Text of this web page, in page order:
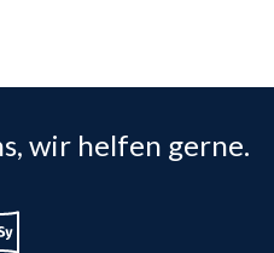
wir helfen gerne.